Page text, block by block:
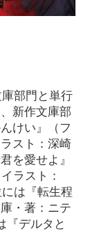
部門と単行
新作文庫部
けい』（フ
スト：深崎
を愛せよ』
ラスト：
は『転生程
・著：ニテ
『デルタと